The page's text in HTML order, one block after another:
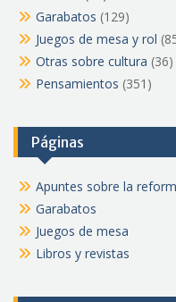
Garabatos (129)
Juegos de mesa y rol
Otras sobre cultura (36)
Pensamientos (351)
Páginas
Apuntes sobre la
Garabatos
Juegos de mesa
Libros y revistas